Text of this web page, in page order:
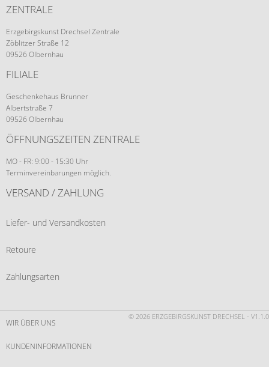
ZENTRALE
Erzgebirgskunst Drechsel Zentrale
Zöblitzer Straße 12
09526 Olbernhau
FILIALE
Geschenkehaus Brunner
Albertstraße 7
09526 Olbernhau
ÖFFNUNGSZEITEN ZENTRALE
MO - FR: 9:00 - 15:30 Uhr
Terminvereinbarungen möglich.
VERSAND / ZAHLUNG
Liefer- und Versandkosten
Retoure
Zahlungsarten
© 2026 ERZGEBIRGSKUNST DRECHSEL - V1.1.0
WIR ÜBER UNS
KUNDENINFORMATIONEN